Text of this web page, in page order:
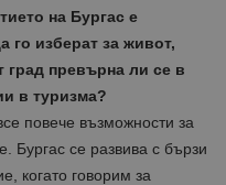
на Бургас е
го изберат за живот,
град превърна ли се в
в туризма?
повече възможности за
Бургас се развива с бързи
когато говорим за